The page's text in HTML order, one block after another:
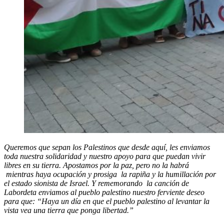
Queremos que sepan los Palestinos que desde aquí, les enviamos
toda nuestra solidaridad y nuestro apoyo para que puedan vivir
libres en su tierra. Apostamos por la paz, pero no la habrá
mientras haya ocupación y prosiga la rapiña y la humillación por
el estado sionista de Israel. Y rememorando la canción de
Labordeta enviamos al pueblo palestino nuestro ferviente deseo
para que: “Haya un día en que el pueblo palestino al levantar la
vista vea una tierra que ponga libertad.”